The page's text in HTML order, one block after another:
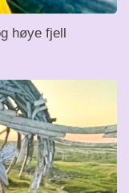
høye fjell